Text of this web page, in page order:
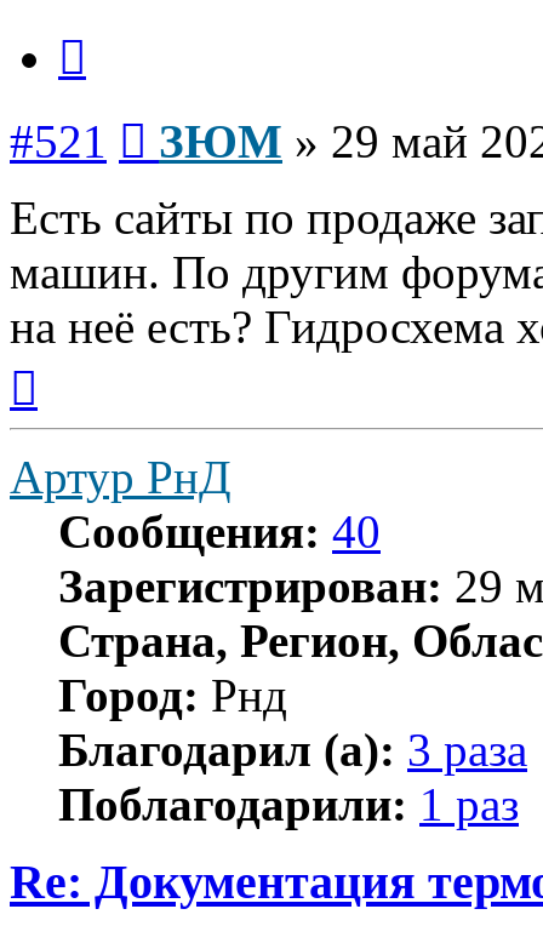
#521 ЗЮМ » 29 май
Есть сайты по продаже
машин. По другим
на неё есть? Гидросхема
началу
Артур РнД
Сообщения: 40
Зарегистрирован: 29
Страна, Регион,
Город: Рнд
Благодарил (а): 3 раза
Поблагодарили: 1 раз
Re: Документация